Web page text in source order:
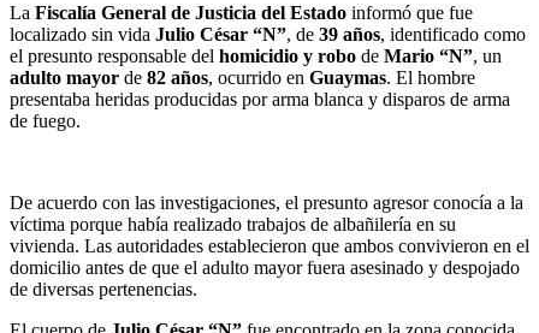
La Fiscalía General de Justicia del Estado informó que fue
localizado sin vida Julio César “N”, de 39 años, identificado como
el presunto responsable del homicidio y robo de Mario “N”, un
adulto mayor de 82 años, ocurrido en Guaymas. El hombre
presentaba heridas producidas por arma blanca y disparos de arma
de fuego.
De acuerdo con las investigaciones, el presunto agresor conocía a la
víctima porque había realizado trabajos de albañilería en su
vivienda. Las autoridades establecieron que ambos convivieron en el
domicilio antes de que el adulto mayor fuera asesinado y despojado
de diversas pertenencias.